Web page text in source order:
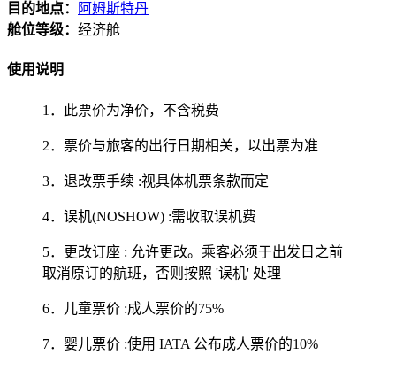
目的地点：
阿姆斯特丹
舱位等级： 经济舱
使用说明
1．此票价为净价，不含税费
2．票价与旅客的出行日期相关，以出票为准
3．退改票手续 :视具体机票条款而定
4．误机(NOSHOW) :需收取误机费
5．更改订座 : 允许更改。乘客必须于出发日之前
取消原订的航班，否则按照 '误机' 处理
6．儿童票价 :成人票价的75%
7．婴儿票价 :使用 IATA 公布成人票价的10%